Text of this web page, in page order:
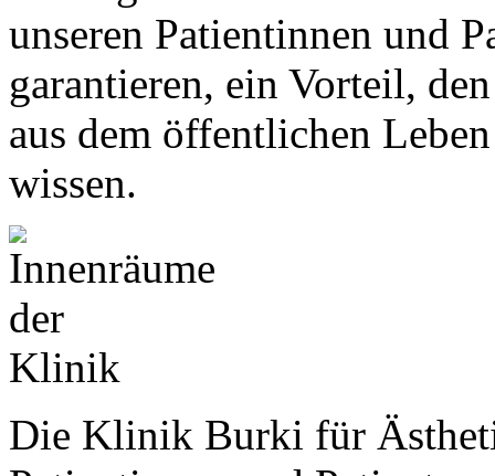
unseren Patientinnen und
garantieren, ein Vorteil,
aus dem öffentlichen
wissen.
Die Klinik Burki für